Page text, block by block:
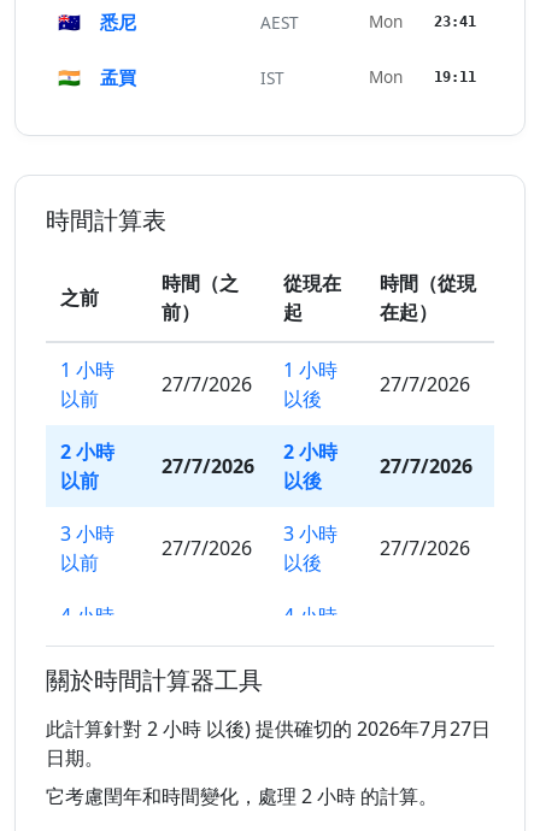
🇦🇺 悉尼 AEST Mon 23:41
🇮🇳 孟買 IST Mon 19:11
時間計算表
之前
時間（之
前）
從現在
起
時間（從現
在起）
1 小時
以前
27/7/2026
1 小時
以後
27/7/2026
2 小時
以前
27/7/2026
2 小時
以後
27/7/2026
3 小時
以前
27/7/2026
3 小時
以後
27/7/2026
4 小時
以前
4 小時
以後
5 小時
以前
以後
以前
27/7/2026
以後
27/7/2026
關於時間計算器工具
此計算針對 2 小時 以後) 提供確切的 2026年7月27日
日期。
它考慮閏年和時間變化，處理 2 小時 的計算。